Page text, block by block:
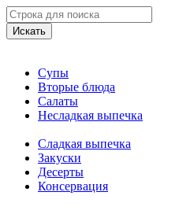
Искать
Супы
Вторые блюда
Салаты
Несладкая выпечка
Сладкая выпечка
Закуски
Десерты
Консервация